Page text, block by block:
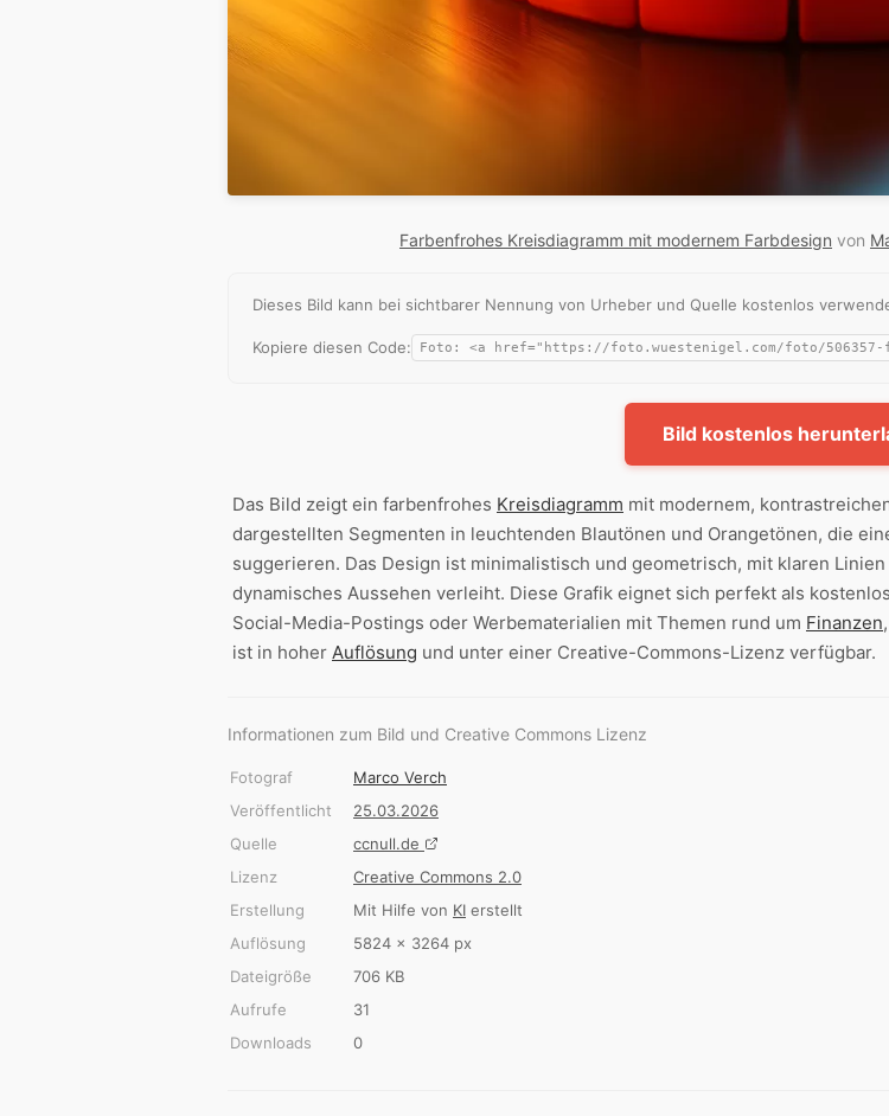
Farbenfrohes Kreisdiagramm mit modernem Farbdesign von
Dieses Bild kann bei sichtbarer Nennung von Urheber und Quelle kostenlos
Kopiere diesen Code:
Bild kostenlos
Das Bild zeigt ein farbenfrohes Kreisdiagramm mit modernem,
dargestellten Segmenten in leuchtenden Blautönen und Orangetönen, die
suggerieren. Das Design ist minimalistisch und geometrisch, mit klaren Linien
dynamisches Aussehen verleiht. Diese Grafik eignet sich perfekt als
Social-Media-Postings oder Werbematerialien mit Themen rund um Finanzen,
ist in hoher Auflösung und unter einer Creative-Commons-Lizenz verfügbar.
Informationen zum Bild und Creative Commons Lizenz
Fotograf
Marco Verch
Veröffentlicht
25.03.2026
Quelle
ccnull.de
Lizenz
Creative Commons 2.0
Erstellung
Mit Hilfe von KI erstellt
Auflösung
5824 × 3264 px
Dateigröße
706 KB
Aufrufe
31
Downloads
0